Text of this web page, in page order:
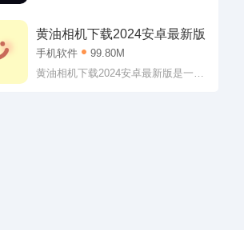
常强大，收集的视频资源非常丰富，
用户们可以在这里自己发送内容分
享，让更多用户都可以观看，并且这
里的内容还能进行搜索查找，这里有
黄油相机下载2024安卓最新版
手机软件
99.80M
黄油相机下载2024安卓最新版是一款